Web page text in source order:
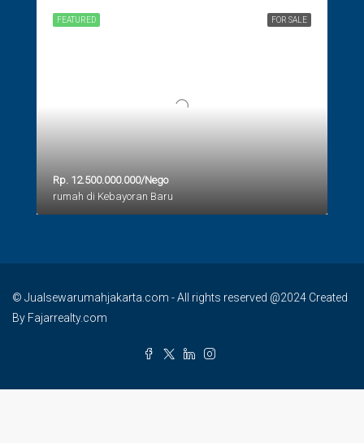
FOR SALE
FEATURED
Rp. 12.500.000.000/Nego
rumah di Kebayoran Baru
© Jualsewarumahjakarta.com - All rights reserved @2024 Created
By Fajarrealty.com